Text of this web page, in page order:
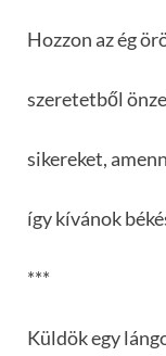
Hozzon az ég
szeretetből
sikereket,
így kívánok
***
Küldök egy